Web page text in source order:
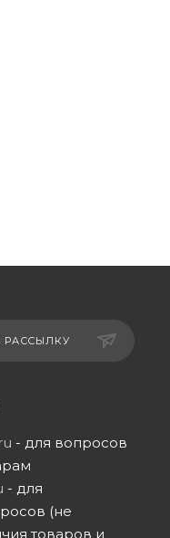
РАССЫЛКУ
- для вопросов
- для
(не
товаров и